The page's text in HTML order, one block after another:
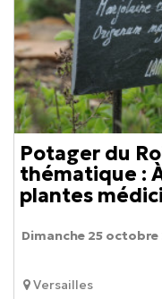
Potager du
thématique :
plantes
Versailles
Dimanche 25 octobre